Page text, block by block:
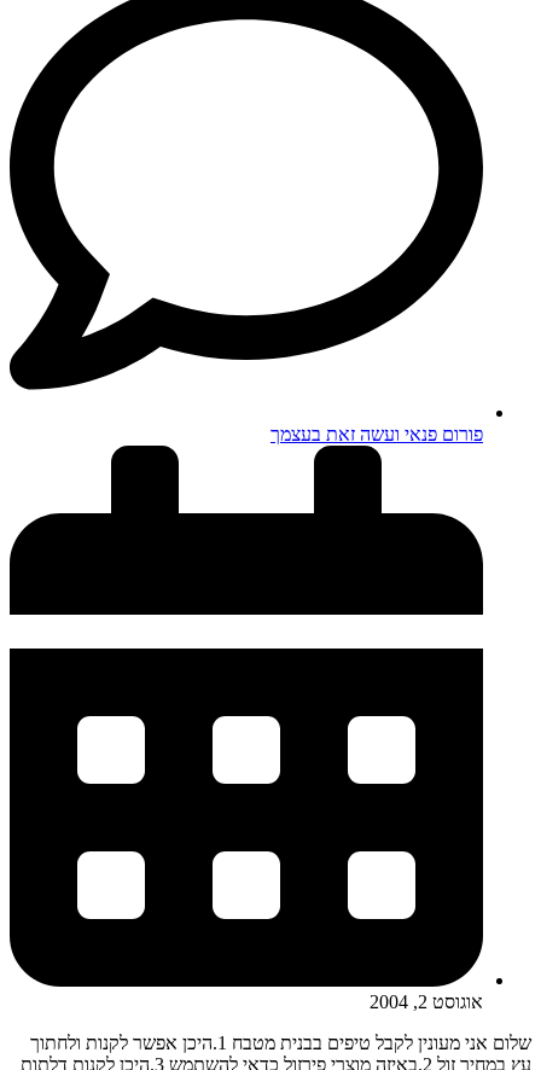
פורום פנאי ועשה זאת בעצמך
אוגוסט 2, 2004
שלום אני מעונין לקבל טיפים בבנית מטבח 1.היכן אפשר לקנות ולחתוך
עץ במחיר זול 2.באיזה מוצרי פירזול כדאי להשתמש 3.היכן לקנות דלתות